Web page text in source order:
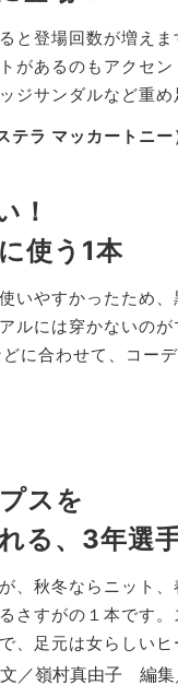
と登場回数が増え
があるのもアクセ
ジサンダルなど重
マッカートニー
！
使う1本
いやすかったため
ルには穿かないの
に合わせて、コー
スを
る、3年選
、秋冬ならニット
さすがの１本です
、足元は女らしい
／嶺村真由子 編集